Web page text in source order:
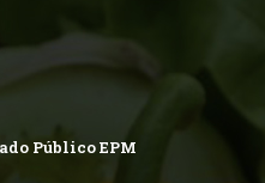
Público EPM